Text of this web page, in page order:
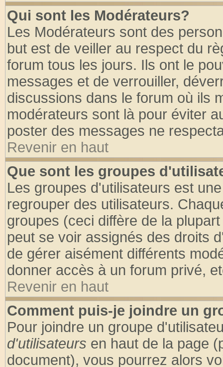
Qui sont les Modérateurs?
Les Modérateurs sont des
but est de veiller au respect du
forum tous les jours. Ils ont le
messages et de verrouiller,
discussions dans le forum où ils
modérateurs sont là pour éviter
poster des messages ne
Revenir en haut
Que sont les groupes
Les groupes d'utilisateurs est
regrouper des utilisateurs.
groupes (ceci diffère de la
peut se voir assignés des droits
de gérer aisément différents
donner accès à un forum privé,
Revenir en haut
Comment puis-je joindre un
Pour joindre un groupe
d'utilisateurs en haut de la page
document), vous pourrez alors